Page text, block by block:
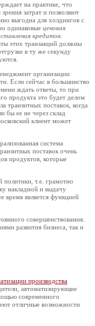
на практике, что
затрат и позволяют
выгодна для холдингов с
одинаковые ценовая
кредитов
этих транзакций должны
в ту же секунду
организации
Если сейчас в большинство
ждать ответы, то при
продукта это будет делом
транзитных поставок, когда
бы ее не через склад
клиент может
система
поставок очень
продуктов, которые
политики, т.е. грамотно
накладной и выдачу
время является функцией
совершенствования.
развития бизнеса, так и
производства
автоматизирующие
современного
отличные возможности